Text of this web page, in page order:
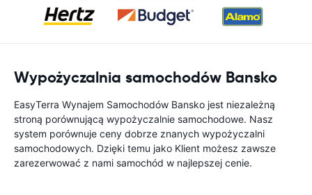
Wypożyczalnia samochodów Bansko
EasyTerra Wynajem Samochodów Bansko jest niezależną
stroną porównującą wypożyczalnie samochodowe. Nasz
system porównuje ceny dobrze znanych wypożyczalni
samochodowych. Dzięki temu jako Klient możesz zawsze
zarezerwować z nami samochód w najlepszej cenie.